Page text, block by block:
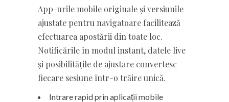
App-urile mobile originale și versiunile
ajustate pentru navigatoare facilitează
efectuarea apostării din toate loc.
Notificările în modul instant, datele live
și posibilitățile de ajustare convertesc
fiecare sesiune într-o trăire unică.
Intrare rapid prin aplicații mobile